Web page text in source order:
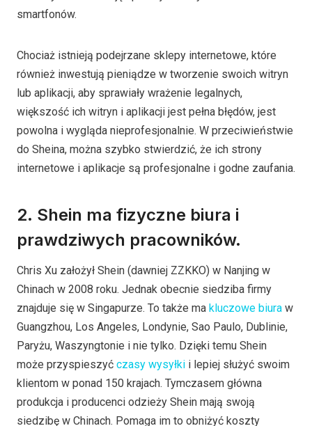
smartfonów.
Chociaż istnieją podejrzane sklepy internetowe, które
również inwestują pieniądze w tworzenie swoich witryn
lub aplikacji, aby sprawiały wrażenie legalnych,
większość ich witryn i aplikacji jest pełna błędów, jest
powolna i wygląda nieprofesjonalnie. W przeciwieństwie
do Sheina, można szybko stwierdzić, że ich strony
internetowe i aplikacje są profesjonalne i godne zaufania.
2. Shein ma fizyczne biura i
prawdziwych pracowników.
Chris Xu założył Shein (dawniej ZZKKO) w Nanjing w
Chinach w 2008 roku. Jednak obecnie siedziba firmy
znajduje się w Singapurze. To także ma kluczowe biura w
Guangzhou, Los Angeles, Londynie, Sao Paulo, Dublinie,
Paryżu, Waszyngtonie i nie tylko. Dzięki temu Shein
może przyspieszyć czasy wysyłki i lepiej służyć swoim
klientom w ponad 150 krajach. Tymczasem główna
produkcja i producenci odzieży Shein mają swoją
siedzibę w Chinach. Pomaga im to obniżyć koszty